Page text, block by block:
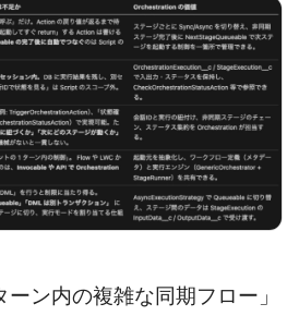
ン内の複雑な同期フロー」